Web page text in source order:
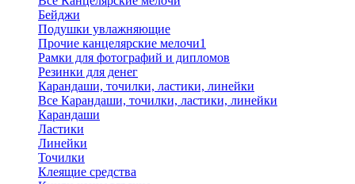
Бейджи
Подушки увлажняющие
Прочие канцелярские мелочи1
Рамки для фотографий и дипломов
Резинки для денег
Карандаши, точилки, ластики, линейки
Все Карандаши, точилки, ластики, линейки
Карандаши
Ластики
Линейки
Точилки
Клеящие средства